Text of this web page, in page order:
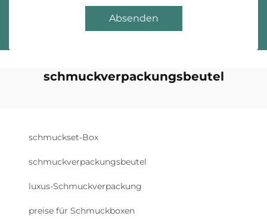
Absenden
schmuckverpackungsbeutel
schmuckset-Box
schmuckverpackungsbeutel
luxus-Schmuckverpackung
preise für Schmuckboxen